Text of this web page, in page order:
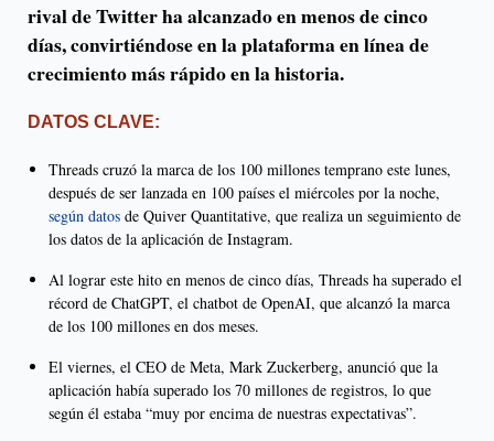
rival de Twitter ha alcanzado en menos de cinco
días, convirtiéndose en la plataforma en línea de
crecimiento más rápido en la historia.
DATOS CLAVE:
Threads cruzó la marca de los 100 millones temprano este lunes,
después de ser lanzada en 100 países el miércoles por la noche,
según datos de Quiver Quantitative, que realiza un seguimiento de
los datos de la aplicación de Instagram.
Al lograr este hito en menos de cinco días, Threads ha superado el
récord de ChatGPT, el chatbot de OpenAI, que alcanzó la marca
de los 100 millones en dos meses.
El viernes, el CEO de Meta, Mark Zuckerberg, anunció que la
aplicación había superado los 70 millones de registros, lo que
según él estaba “muy por encima de nuestras expectativas”.